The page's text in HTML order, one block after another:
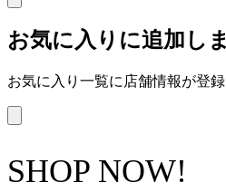
お気に入りに追加し
お気に入り一覧に店舗情報が登録
SHOP NOW!